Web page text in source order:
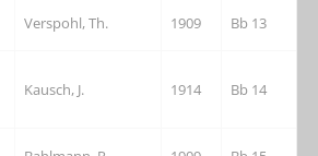
Verspohl, Th. 1909 Bb 13
Kausch, J. 1914 Bb 14